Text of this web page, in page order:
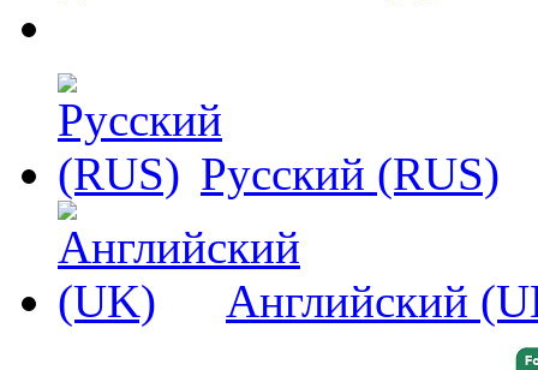
Русский (RUS)
Английский